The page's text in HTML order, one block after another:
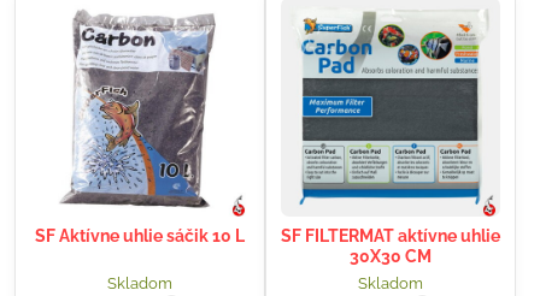
SF Aktívne uhlie sáčik 10 L
Skladom
SF FILTERMAT aktívne uhlie
30X30 CM
Skladom